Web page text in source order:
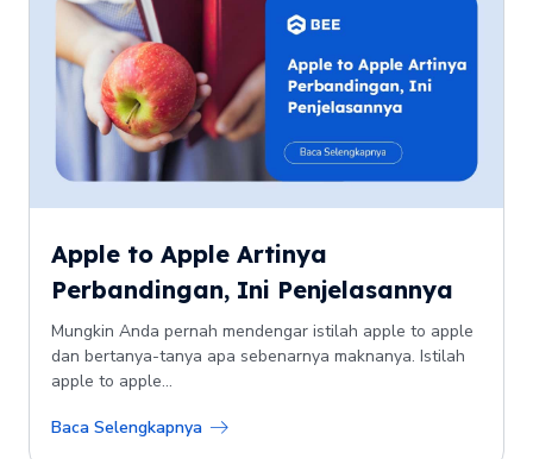
Apple to Apple Artinya
Perbandingan, Ini Penjelasannya
Mungkin Anda pernah mendengar istilah apple to apple
dan bertanya-tanya apa sebenarnya maknanya. Istilah
apple to apple...
Baca Selengkapnya